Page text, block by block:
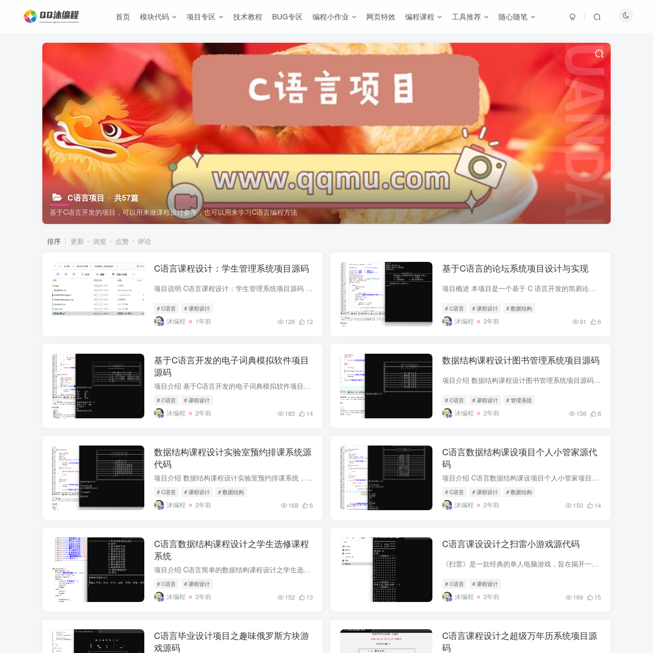
首页 模块代码 项目专区 技术教程 BUG专区 编程小作业 网页特效 编程课程 工具推荐 随心随笔
C语言项目 共57篇
基于C语言开发的项目，可以用来做课程设计参考，也可以用来学习C语言编程方法
排序 更新 浏览 点赞 评论
C语言课程设计：学生管理系统项目源码
项目说明 C语言课程设计：学生管理系统项目源码 控制台应用 C语言课设大作业 对学生的增删改查 包含登录注册功能 以本地csv文件作为数据源，支持将修改保存到本地 以单链表保存学生 项目架构 纯...
# C语言 # 课程设计
沐编程 1年前 126 12
基于C语言的论坛系统项目设计与实现
项目概述 本项目是一个基于 C 语言开发的简易论坛系统。该论坛系统实现了常见的论坛功能，如用户注册、用户登录、发帖、回帖、删除帖子、查看帖子、帖子排序和查找等功能。数据存储采用了本地的...
# C语言 # 课程设计 # 数据结构
沐编程 2年前 91 6
基于C语言开发的电子词典模拟软件项目
源码
项目介绍 基于C语言开发的电子词典模拟软件项目，模拟英汉字典查询，实际上就是英语翻译机，项目简单，适合新手练习，也可以作为数据结构课程设计项目参考 首先打开Dev-C++软件，新建一个项目，...
# C语言 # 课程设计
沐编程 2年前 183 14
数据结构课程设计图书管理系统项目源码
项目介绍 数据结构课程设计图书管理系统项目源码，基于C语言开发，项目简单适合作为自己的课程设计项目参考学习 项目功能主要有： 1.添加图书信息 2.删除图书信息 3.修改图书信息 4.查询图书信...
# C语言 # 课程设计 # 管理系统
沐编程 2年前 156 6
数据结构课程设计实验室预约排课系统源
代码
项目介绍 数据结构课程设计实验室预约排课系统，基于C语言开发的，主要功能有对排课信息进行增删改查，以及根据条件来对课程信息进行管理 首先打开Dev-C++软件，新建一个项目，将代码拷贝进去编...
# C语言 # 课程设计 # 数据结构
沐编程 2年前 168 6
C语言数据结构课设项目个人小管家源代
码
项目介绍 C语言数据结构课设项目个人小管家项目，主要功能如下： 1.添加收入信息 2.删除收入信息 3.修改收入信息 4.查询收入信息 5.显示收入信息 6.排序收入信息 7.添加支出信息 8.删除支出信息...
# C语言 # 课程设计 # 数据结构
沐编程 2年前 150 14
C语言数据结构课程设计之学生选修课程
系统
项目介绍 C语言简单的数据结构课程设计之学生选修课程系统，主要功能就是对学生信息以及课程信息进行增删改查操作，代码304行，适合作为C语言或者数据结构课程设计项目参考 首先打开Dev-C++软件...
# C语言 # 课程设计
沐编程 2年前 152 13
C语言课设设计之扫雷小游戏源代码
《扫雷》是一款经典的单人电脑游戏，旨在揭开一个方块网格，并避免触发隐藏的地雷。每个方块可能包含数字（表示周围地雷数量）或者地雷。玩家需要利用数字信息来推断哪些方块是安全的，并标记可...
# C语言 # 课程设计
沐编程 2年前 169 15
C语言毕业设计项目之趣味俄罗斯方块游
戏源码
C语言课程设计之超级万年历系统项目源
码